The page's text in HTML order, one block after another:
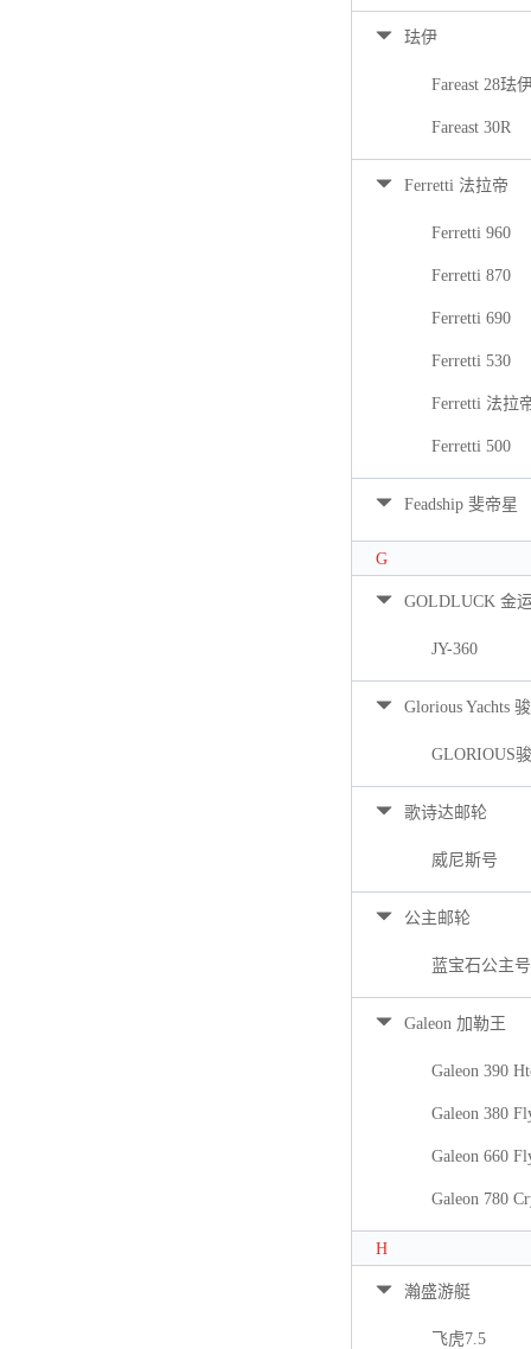
珐伊
Fareast 28珐
Fareast 30R
Ferretti 法拉帝
Ferretti 960
Ferretti 870
Ferretti 690
Ferretti 530
Ferretti 法拉
Ferretti 500
Feadship 斐帝星
G
GOLDLUCK 金
JY-360
Glorious Yachts
GLORIOUS
歌诗达邮轮
威尼斯号
公主邮轮
蓝宝石公主号
Galeon 加勒王
Galeon 390
Galeon 380
Galeon 660
Galeon 780
H
瀚盛游艇
飞虎7.5